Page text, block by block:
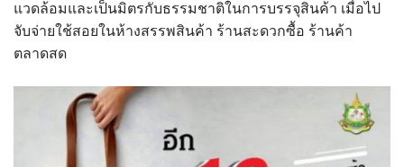
กองสาธารณสุขฯ
การเปิดเผยข้อมูลข่าวสารปี 2566 integrity transparency
assessment ITA2023
ข้อกำหนดการใช้งาน
แวดล้อมและเป็นมิตรกับธรรมชาติในการบรรจุสินค้า เมื่อไป
จับจ่ายใช้สอยในห้างสรรพสินค้า ร้านสะดวกซื้อ ร้านค้า
ตลาดสด